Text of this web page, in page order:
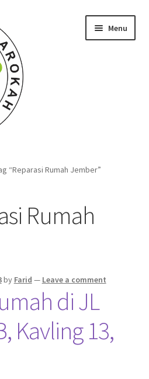
Menu
House Wisma Barokah
“Reparasi Rumah Jember”
Rumah
by Farid — Leave a comment
di JL
Kavling 13,